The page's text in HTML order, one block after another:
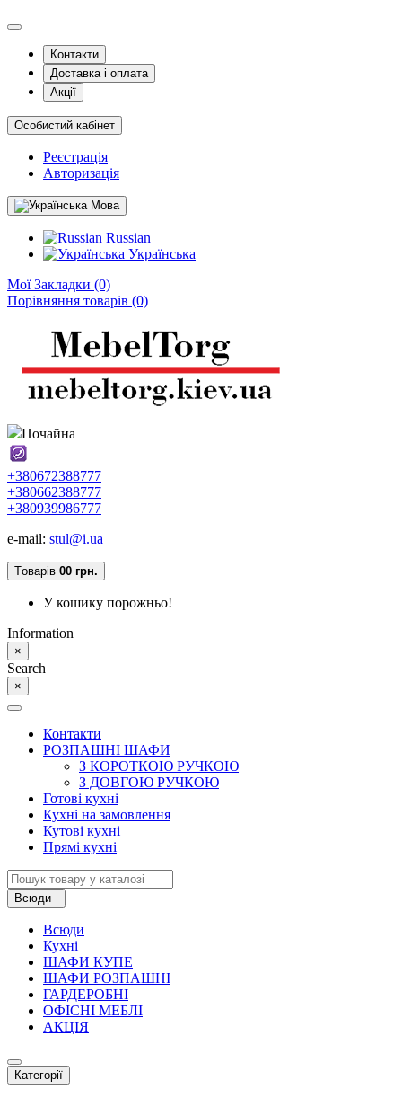
Контакти
Доставка і оплата
Акції
Особистий кабінет
Реєстрація
Авторизація
Мова
Russian
Українська
Мої Закладки (0)
Порівняння товарів (0)
Почайна
+380672388777
+380662388777
+380939986777
e-mail: stul@i.ua
Tоварів 00 грн.
У кошику порожньо!
Information
×
Search
×
Контакти
РОЗПАШНІ ШАФИ
З КОРОТКОЮ РУЧКОЮ
З ДОВГОЮ РУЧКОЮ
Готові кухні
Кухні на замовлення
Кутові кухні
Прямі кухні
Всюди
Всюди
Кухні
ШАФИ КУПЕ
ШАФИ РОЗПАШНІ
ГАРДЕРОБНІ
ОФІСНІ МЕБЛІ
АКЦІЯ
Категорії